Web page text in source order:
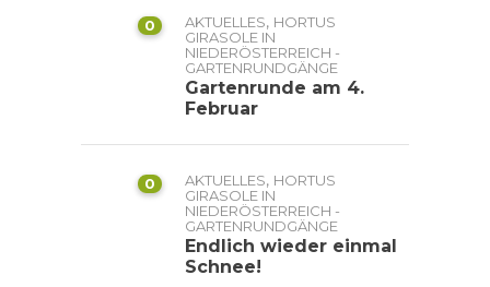
0 AKTUELLES, HORTUS
GIRASOLE IN
NIEDERÖSTERREICH -
GARTENRUNDGÄNGE
Gartenrunde am 4.
Februar
0 AKTUELLES, HORTUS
GIRASOLE IN
NIEDERÖSTERREICH -
GARTENRUNDGÄNGE
Endlich wieder einmal
Schnee!